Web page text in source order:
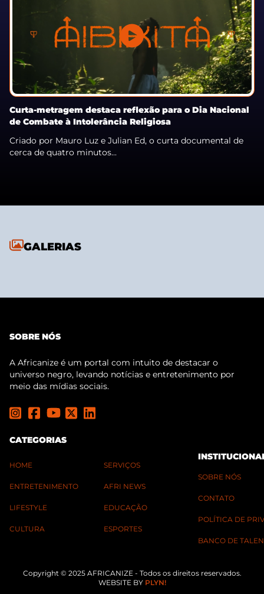
Curta-metragem destaca reflexão para o Dia Nacional
de Combate à Intolerância Religiosa
Criado por Mauro Luz e Julian Ed, o curta documental de
cerca de quatro minutos...
GALERIAS
SOBRE NÓS
A Africanize é um portal com intuito de destacar o
universo negro, levando notícias e entretenimento por
meio das mídias sociais.
CATEGORIAS
HOME
ENTRETENIMENTO
LIFESTYLE
CULTURA
SERVIÇOS
AFRI NEWS
EDUCAÇÃO
ESPORTES
SOBRE NÓS
CONTATO
POLÍTICA DE
BANCO DE
Copyright © 2025 AFRICANIZE - Todos os direitos reservados.
WEBSITE BY PLYN!